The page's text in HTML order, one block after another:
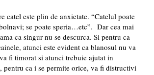
catel este plin de anxietate. “Catelul poate
se poate speria…etc”. Dar cea mai
ca singur nu se descurca. Si pentru ca
atunci este evident ca blanosul nu va
fi timorat si atunci trebuie ajutat in
pentru ca i se permite orice, va fi distructivi